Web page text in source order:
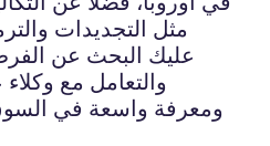
مثل التجديدات
عليك البحث عن الفرص
والتعامل مع
ومعرفة واسعة في